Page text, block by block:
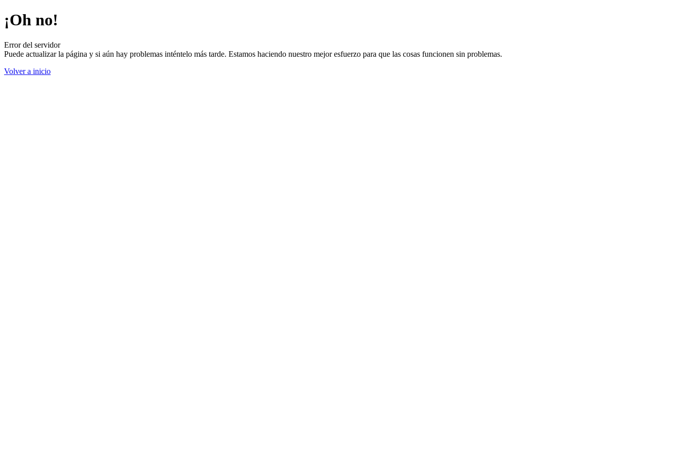
¡Oh no!
Error del servidor
Puede actualizar la página y si aún hay problemas inténtelo más tarde. Estamos haciendo nuestro mejor esfuerzo para que las cosas funcionen sin problemas.
Volver a inicio